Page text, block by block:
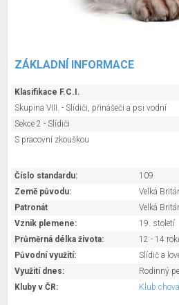
ZÁKLADNÍ INFORMACE
Klasifikace F.C.I.
Skupina VIII. - Slídiči, přinášeči a psi vodní
Sekce 2 - Slídiči
S pracovní zkouškou
Číslo standardu:
109
Země původu:
Velká
Patronát
Velká
Vznik plemene:
19. století
Průměrná délka života:
12 - 14
Původní využití:
Slídič a
Využití dnes:
Rodinný
Kluby v ČR:
Klub